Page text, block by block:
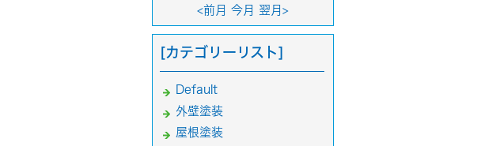
<前月 今月 翌月>
[カテゴリーリスト]
Default
外壁塗装
屋根塗装